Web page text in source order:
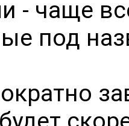
- чаще
под